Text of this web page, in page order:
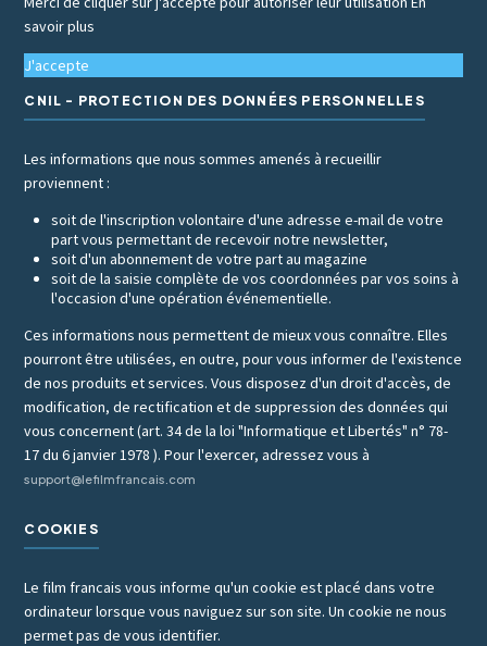
savoir plus
J'accepte
CNIL - PROTECTION DES DONNÉES PERSONNELLES
Les informations que nous sommes amenés à recueillir
proviennent :
soit de l'inscription volontaire d'une adresse e-mail de votre
part vous permettant de recevoir notre newsletter,
soit d'un abonnement de votre part au magazine
soit de la saisie complète de vos coordonnées par vos soins à
l'occasion d'une opération événementielle.
Ces informations nous permettent de mieux vous connaître. Elles
pourront être utilisées, en outre, pour vous informer de l'existence
de nos produits et services. Vous disposez d'un droit d'accès, de
modification, de rectification et de suppression des données qui
vous concernent (art. 34 de la loi "Informatique et Libertés" n° 78-
17 du 6 janvier 1978 ). Pour l'exercer, adressez vous à
support@lefilmfrancais.com
COOKIES
Le film francais vous informe qu'un cookie est placé dans votre
ordinateur lorsque vous naviguez sur son site. Un cookie ne nous
permet pas de vous identifier.